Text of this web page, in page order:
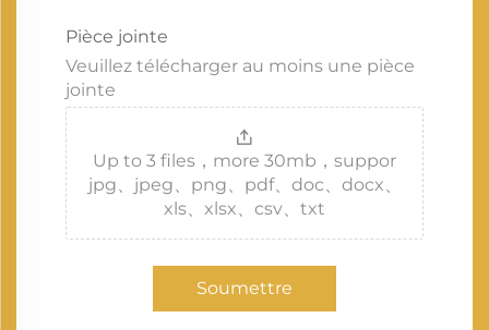
Pièce jointe
Veuillez télécharger au moins une pièce
jointe
Up to 3 files，more 30mb，suppor
jpg、jpeg、png、pdf、doc、docx、
xls、xlsx、csv、txt
Soumettre